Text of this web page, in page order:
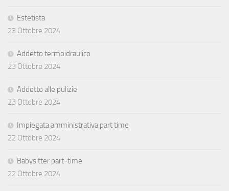
Estetista
23 Ottobre 2024
Addetto termoidraulico
23 Ottobre 2024
Addetto alle pulizie
23 Ottobre 2024
Impiegata amministrativa part time
22 Ottobre 2024
Babysitter part-time
22 Ottobre 2024